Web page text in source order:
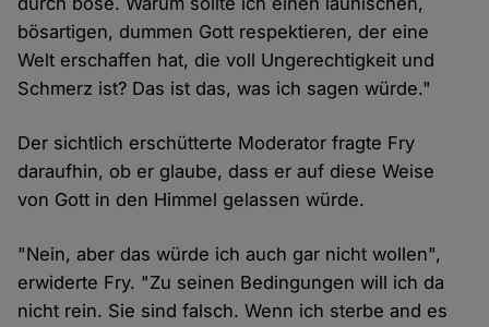
bösartigen, dummen Gott respektieren, der eine
Welt erschaffen hat, die voll Ungerechtigkeit und
Schmerz ist? Das ist das, was ich sagen würde."
Der sichtlich erschütterte Moderator fragte Fry
daraufhin, ob er glaube, dass er auf diese Weise
von Gott in den Himmel gelassen würde.
"Nein, aber das würde ich auch gar nicht wollen",
erwiderte Fry. "Zu seinen Bedingungen will ich da
nicht rein. Sie sind falsch. Wenn ich sterbe and es